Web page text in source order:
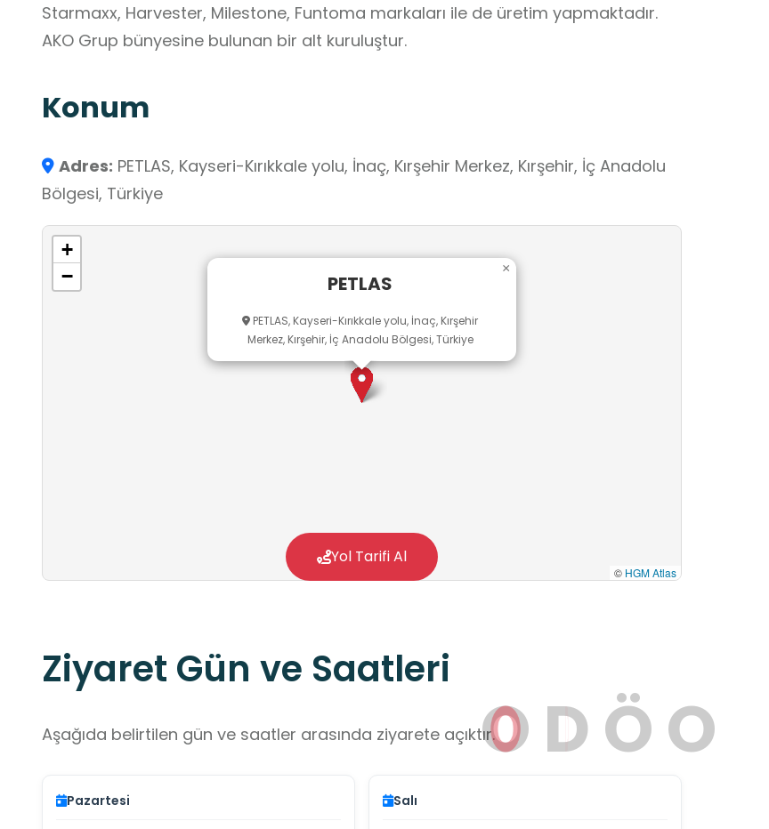
O DÖO
Starmaxx, Harvester, Milestone, Funtoma markaları ile de üretim yapmaktadır.
AKO Grup bünyesine bulunan bir alt kuruluştur.
Konum
Adres: PETLAS, Kayseri-Kırıkkale yolu, İnaç, Kırşehir Merkez, Kırşehir, İç Anadolu
Bölgesi, Türkiye
PETLAS
PETLAS, Kayseri-Kırıkkale yolu, İnaç, Kırşehir
Merkez, Kırşehir, İç Anadolu Bölgesi, Türkiye
×
+
−
© HGM Atlas
Yol Tarifi Al
Ziyaret Gün ve Saatleri
Aşağıda belirtilen gün ve saatler arasında ziyarete açıktır.
Pazartesi Salı